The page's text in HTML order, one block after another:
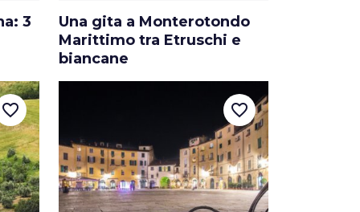
3
Una gita a Monterotondo
Marittimo tra Etruschi e
biancane
favorite_border favorite_border